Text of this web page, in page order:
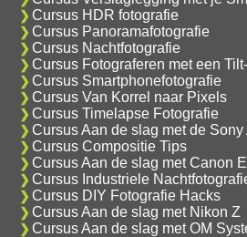
Cursus HDR fotografie
Cursus Panoramafotografie
Cursus Nachtfotografie
Cursus Fotograferen met een
Cursus Smartphonefotografie
Cursus Van Korrel naar Pixels
Cursus Timelapse Fotografie
Cursus Aan de slag met de Sony
Cursus Compositie Tips
Cursus Aan de slag met Canon
Cursus Industriele
Cursus DIY Fotografie Hacks
Cursus Aan de slag met Nikon Z
Cursus Aan de slag met OM